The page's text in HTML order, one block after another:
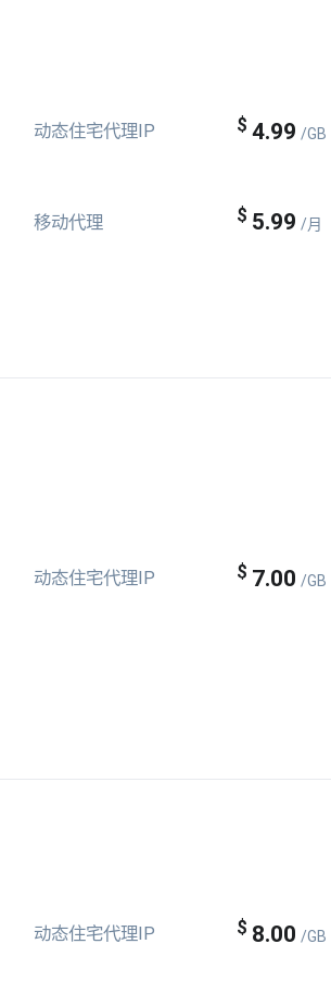
动态住宅代理IP $ 4.99 /GB
移动代理 $ 5.99 /月
动态住宅代理IP $ 7.00 /GB
动态住宅代理IP $ 8.00 /GB